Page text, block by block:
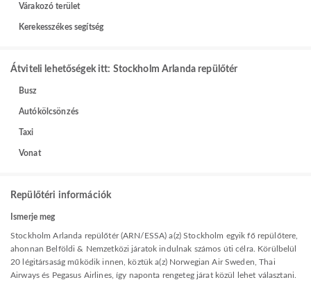
Várakozó terület
Kerekesszékes segítség
Átviteli lehetőségek itt: Stockholm Arlanda repülőtér
Busz
Autókölcsönzés
Taxi
Vonat
Repülőtéri információk
Ismerje meg
Stockholm Arlanda repülőtér (ARN/ESSA) a(z) Stockholm egyik fő repülőtere,
ahonnan Belföldi & Nemzetközi járatok indulnak számos úti célra. Körülbelül
20 légitársaság működik innen, köztük a(z) Norwegian Air Sweden, Thai
Airways és Pegasus Airlines, így naponta rengeteg járat közül lehet választani.